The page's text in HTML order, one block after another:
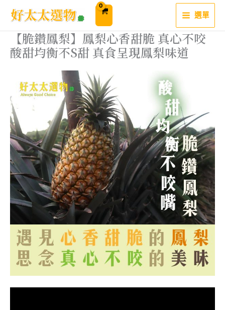
內
選單
【脆鑽鳳梨】鳳梨心香甜脆 真心不咬
酸甜均衡不S甜 真食呈現鳳梨味道